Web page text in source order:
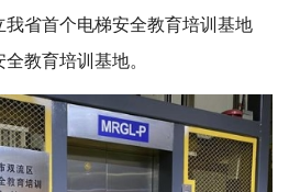
省首个电梯安全教育培训基地
教育培训基地。